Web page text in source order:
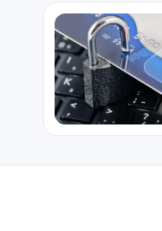
Pressione Enter
Como